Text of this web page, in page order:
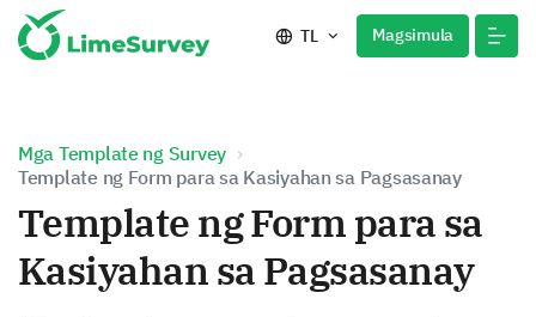
TL Magsimula
Mga Template ng Survey
Template ng Form para sa Kasiyahan sa Pagsasanay
Template ng Form para sa
Kasiyahan sa Pagsasanay